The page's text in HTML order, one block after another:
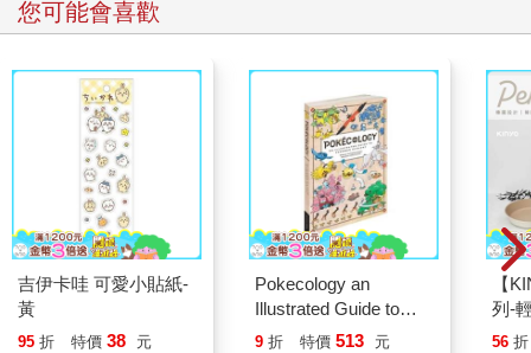
在這一瞬間，綺媚才知道自己已經逃不掉了。
您可能會喜歡
吉伊卡哇 可愛小貼紙-
黃
95 折 特價 38 元
Pokecology an
Illustrated Guide to
Pokemon Ecology
9 折 特價 513 元
【
列-
平
56 折